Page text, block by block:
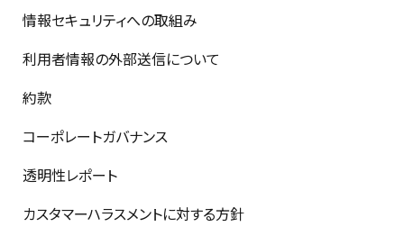
情報セキュリティへの取組み
利用者情報の外部送信について
約款
コーポレートガバナンス
透明性レポート
カスタマーハラスメントに対する方針